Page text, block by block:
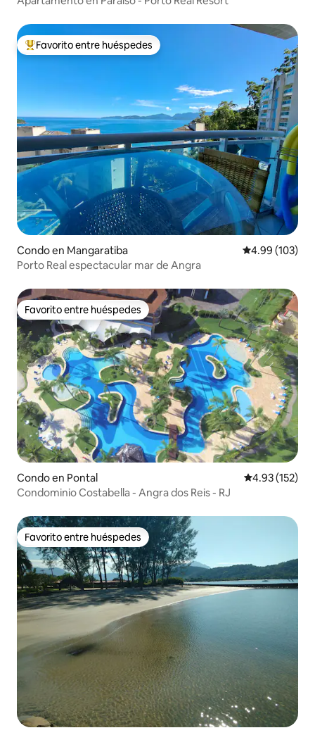
Favorito entre huéspedes preferido
Favorito entre huéspedes
Condo en Mangaratiba Calificación
4.99 (103)
Porto Real espectacular mar de Angra
Favorito entre huéspedes
Favorito entre huéspedes
Condo en Pontal Calificación
4.93 (152)
Condominio Costabella - Angra dos Reis - RJ
Favorito entre huéspedes
Favorito entre huéspedes